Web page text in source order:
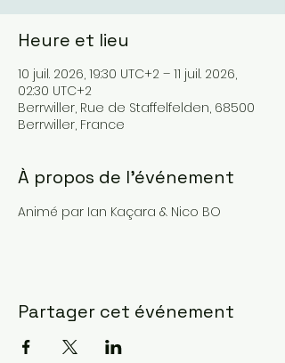
Heure et lieu
10 juil. 2026, 19:30 UTC+2 – 11 juil. 2026,
02:30 UTC+2
Berrwiller, Rue de Staffelfelden, 68500
Berrwiller, France
À propos de l'événement
Animé par Ian Kaçara & Nico BO
Partager cet événement